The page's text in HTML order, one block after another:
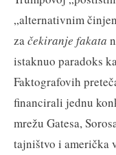
„alternativnim
začekiranje fakata
istaknuo paradoks
Faktografovih
financirali jednu
mrežu Gatesa,
tajništvo i američka